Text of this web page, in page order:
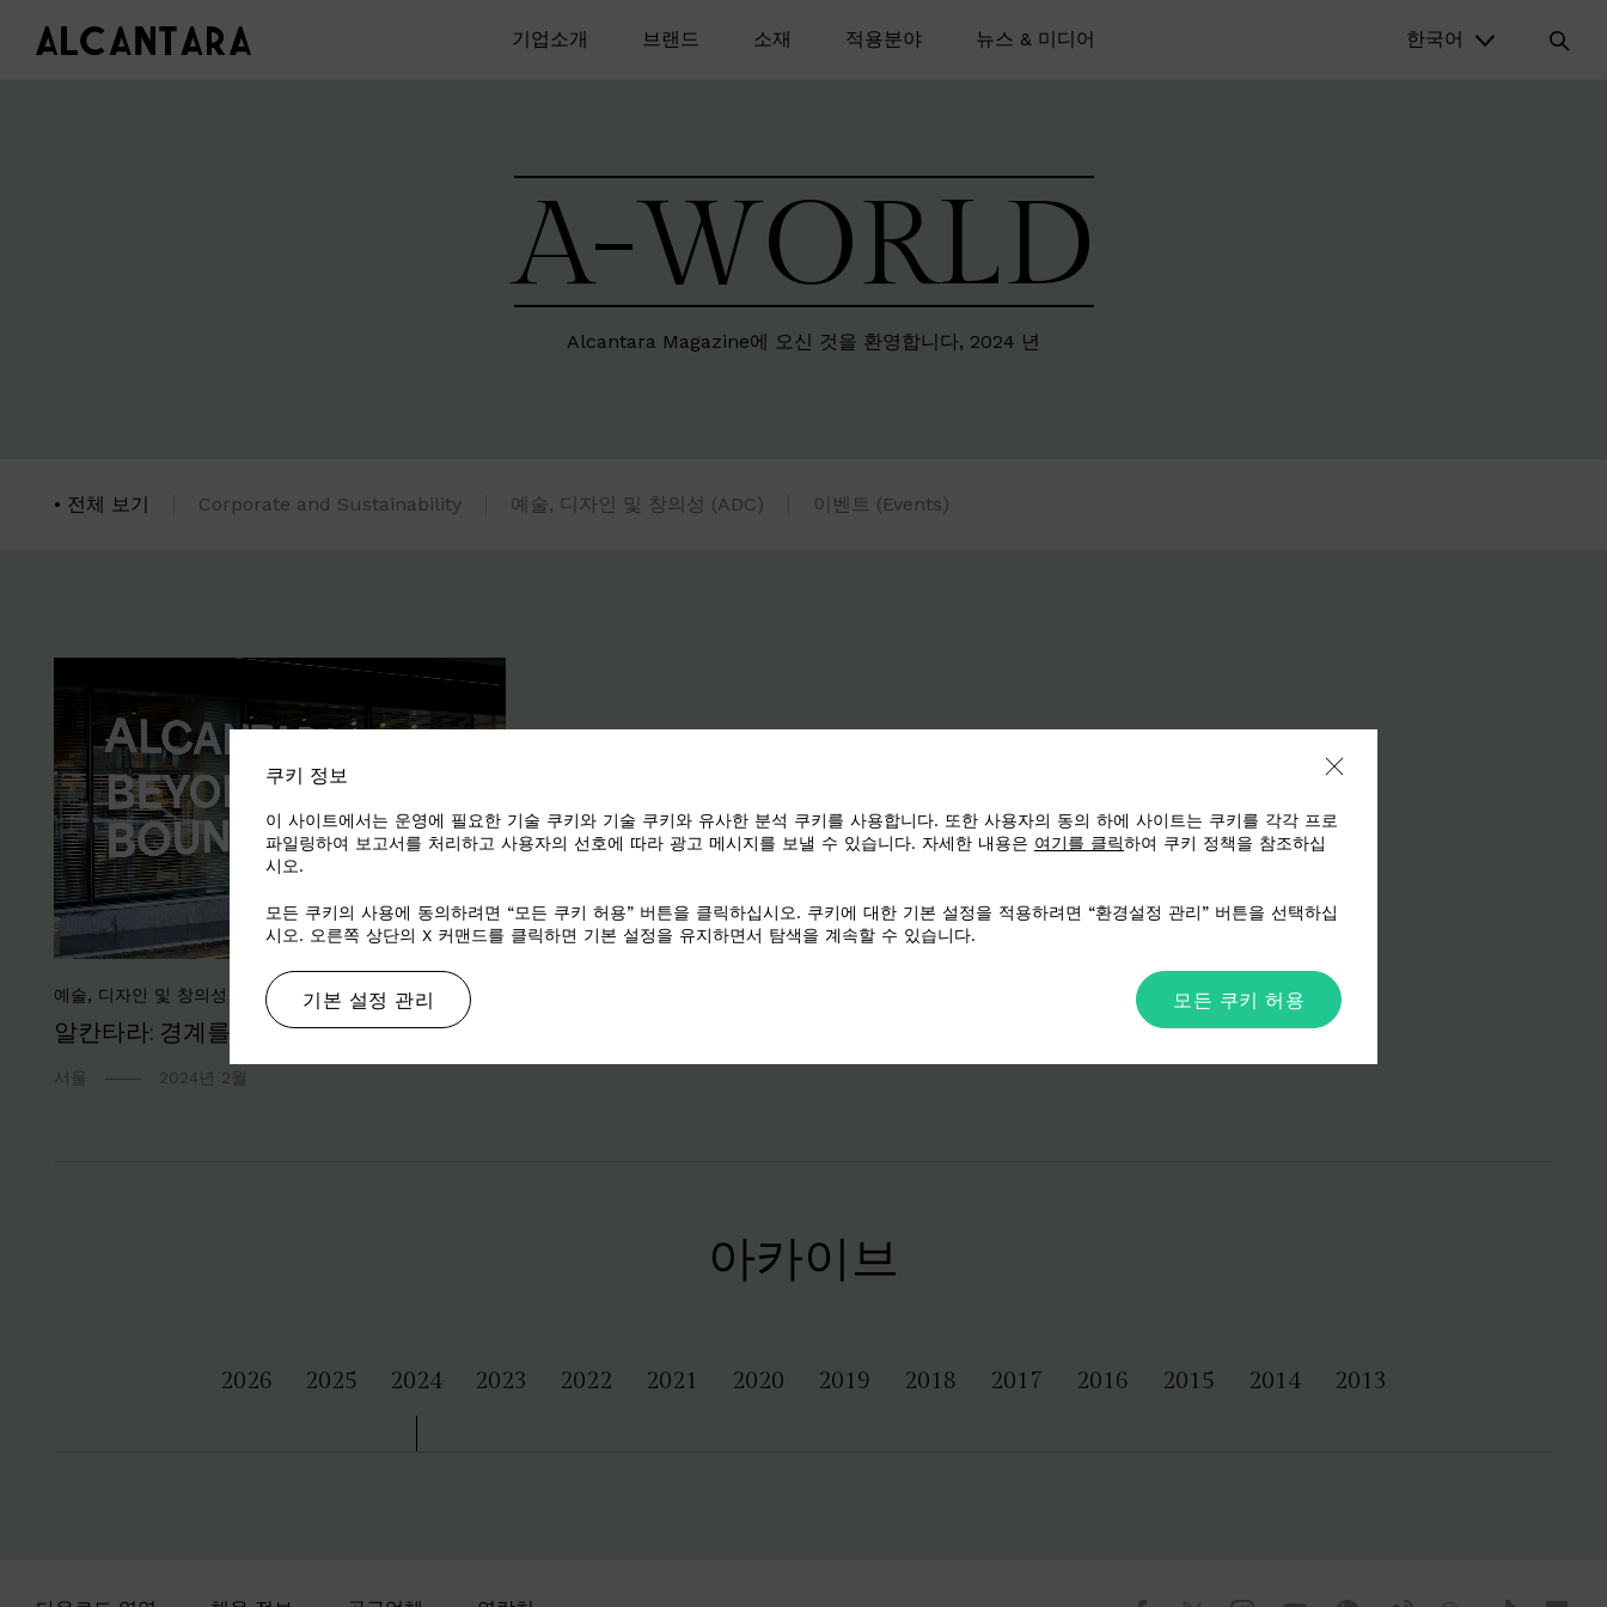
기업소개 브랜드 소재 적용분야 뉴스 & 미디어 한국어
A-WORLD
Alcantara Magazine에 오신 것을 환영합니다, 2024 년
전체 보기 Corporate and Sustainability 예술, 디자인 및 창의성 (ADC) 이벤트 (Events)
예술, 디자인 및 창의성 (ADC)
알칸타라: 경계를 넘어
서울 2024년 2월
아카이브
2026 2025 2024 2023 2022 2021 2020 2019 2018 2017 2016 2015 2014 2013
쿠키 정보
이 사이트에서는 운영에 필요한 기술 쿠키와 기술 쿠키와 유사한 분석 쿠키를 사용합니다. 또한 사용자의 동의 하에 사이트는 쿠키를 각각 프로
파일링하여 보고서를 처리하고 사용자의 선호에 따라 광고 메시지를 보낼 수 있습니다. 자세한 내용은 여기를 클릭하여 쿠키 정책을 참조하십
시오.
모든 쿠키의 사용에 동의하려면 “모든 쿠키 허용” 버튼을 클릭하십시오. 쿠키에 대한 기본 설정을 적용하려면 “환경설정 관리” 버튼을 선택하십
시오. 오른쪽 상단의 X 커맨드를 클릭하면 기본 설정을 유지하면서 탐색을 계속할 수 있습니다.
모든 쿠키 허용
기본 설정 관리